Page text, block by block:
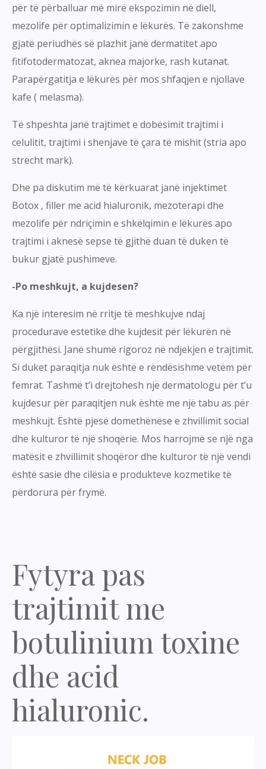
për të përballuar më mirë ekspozimin në diell,
mezolife për optimalizimin e lëkurës. Të zakonshme
gjatë periudhës së plazhit janë dermatitet apo
fitifotodermatozat, aknea majorke, rash kutanat.
Parapërgatitja e lëkurës për mos shfaqjen e njollave
kafe ( melasma).
Të shpeshta janë trajtimet e dobësimit trajtimi i
celulitit, trajtimi i shenjave të çara të mishit (stria apo
strecht mark).
Dhe pa diskutim më të kërkuarat janë injektimet
Botox , filler me acid hialuronik, mezoterapi dhe
mezolife për ndriçimin e shkëlqimin e lëkurës apo
trajtimi i aknesë sepse të gjithë duan të duken të
bukur gjatë pushimeve.
-Po meshkujt, a kujdesen?
Ka një interesim në rritje të meshkujve ndaj
procedurave estetike dhe kujdesit për lëkurën në
përgjithësi. Janë shumë rigoroz në ndjekjen e trajtimit.
Si duket paraqitja nuk është e rëndësishme vetëm për
femrat. Tashmë t’i drejtohesh një dermatologu për t’u
kujdesur për paraqitjen nuk është me një tabu as për
meshkujt. Është pjesë domethënëse e zhvillimit social
dhe kulturor të një shoqërie. Mos harrojmë se një nga
matësit e zhvillimit shoqëror dhe kulturor të një vendi
është sasie dhe cilësia e produkteve kozmetike të
përdorura për frymë.
Fytyra pas
trajtimit me
botulinium toxine
dhe acid
hialuronic.